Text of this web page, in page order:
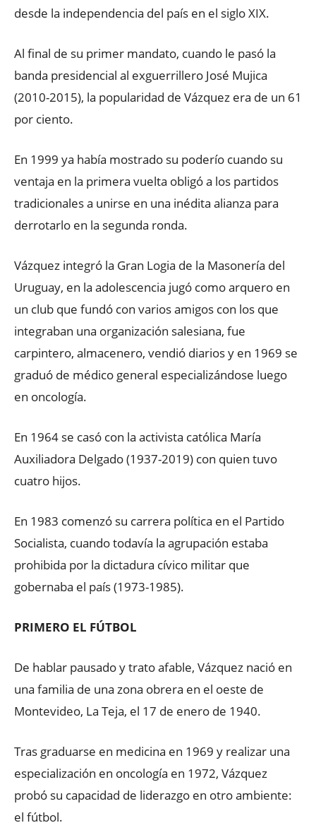
desde la independencia del país en el siglo XIX.
Al final de su primer mandato, cuando le pasó la
banda presidencial al exguerrillero José Mujica
(2010-2015), la popularidad de Vázquez era de un 61
por ciento.
En 1999 ya había mostrado su poderío cuando su
ventaja en la primera vuelta obligó a los partidos
tradicionales a unirse en una inédita alianza para
derrotarlo en la segunda ronda.
Vázquez integró la Gran Logia de la Masonería del
Uruguay, en la adolescencia jugó como arquero en
un club que fundó con varios amigos con los que
integraban una organización salesiana, fue
carpintero, almacenero, vendió diarios y en 1969 se
graduó de médico general especializándose luego
en oncología.
En 1964 se casó con la activista católica María
Auxiliadora Delgado (1937-2019) con quien tuvo
cuatro hijos.
En 1983 comenzó su carrera política en el Partido
Socialista, cuando todavía la agrupación estaba
prohibida por la dictadura cívico militar que
gobernaba el país (1973-1985).
PRIMERO EL FÚTBOL
De hablar pausado y trato afable, Vázquez nació en
una familia de una zona obrera en el oeste de
Montevideo, La Teja, el 17 de enero de 1940.
Tras graduarse en medicina en 1969 y realizar una
especialización en oncología en 1972, Vázquez
probó su capacidad de liderazgo en otro ambiente:
el fútbol.